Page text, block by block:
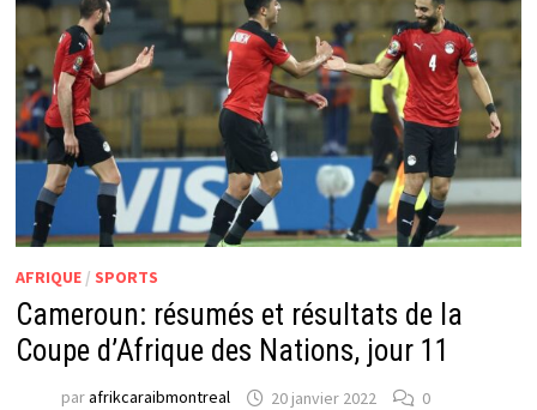
AFRIQUE/ SPORTS
Cameroun: résumés et résultats de la
Coupe d’Afrique des Nations, jour 11
parafrikcaraibmontreal 20 janvier 2022 0